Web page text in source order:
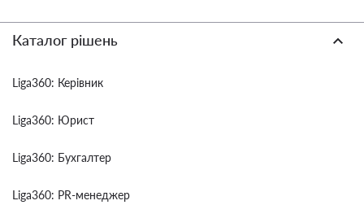
Каталог рішень
Liga360: Керівник
Liga360: Юрист
Liga360: Бухгалтер
Liga360: PR-менеджер